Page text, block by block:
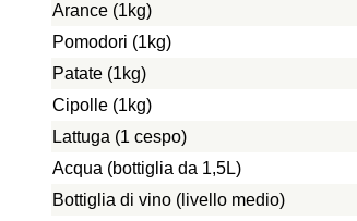
Arance (1kg)
Pomodori (1kg)
Patate (1kg)
Cipolle (1kg)
Lattuga (1 cespo)
Acqua (bottiglia da 1,5L)
Bottiglia di vino (livello medio)